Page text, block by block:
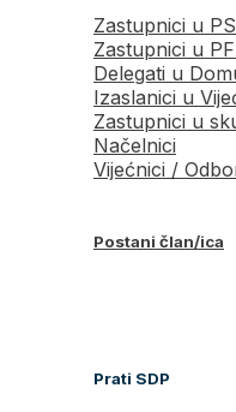
Zastupnici u
Zastupnici u
Delegati u
Izaslanici u
Zastupnici u
Načelnici
Vijećnici /
Postani član/ica
Prati SDP